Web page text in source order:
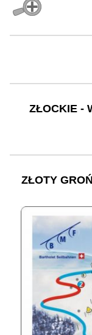
ZŁOCKIE -
ZŁOTY